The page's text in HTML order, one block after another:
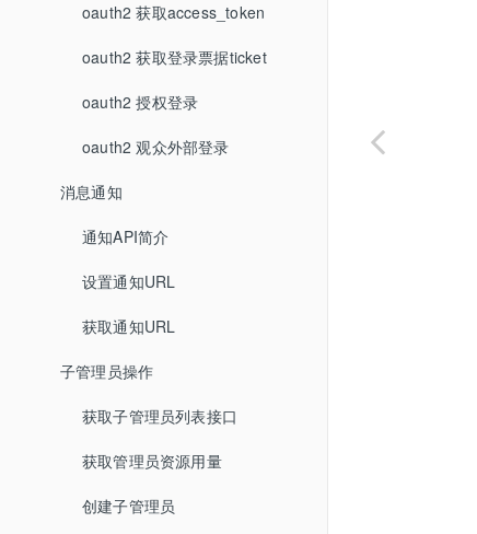
oauth2 获取access_token
oauth2 获取登录票据ticket
oauth2 授权登录
oauth2 观众外部登录
消息通知
通知API简介
设置通知URL
获取通知URL
子管理员操作
获取子管理员列表接口
获取管理员资源用量
创建子管理员